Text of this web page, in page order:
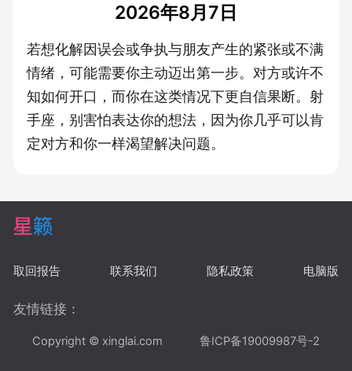
2026年8月7日
若想化解因误会或争执与朋友产生的紧张或不满
情绪，可能需要你主动迈出第一步。对方或许不
知如何开口，而你在这类情况下更自信果断。射
手座，别害怕表达你的想法，因为你几乎可以肯
定对方和你一样渴望解决问题。
取回报告 联系我们 隐私政策 电脑版
友情链接：
Copyright © xinglai.com 鲁ICP备19009987号-2